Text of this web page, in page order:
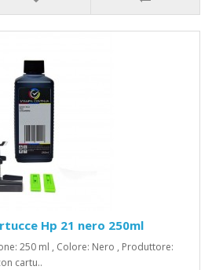
Hp 21 nero 250ml
250 ml , Colore: Nero , Produttore:
cartu..